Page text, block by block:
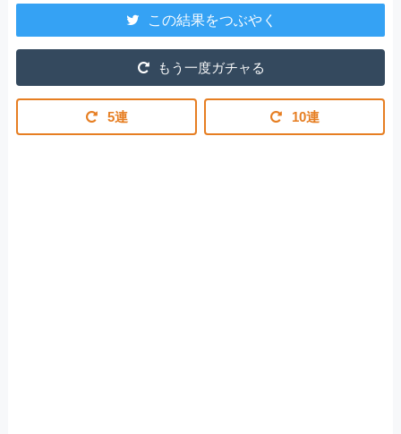
この結果をつぶやく
もう一度ガチャる
5連 10連